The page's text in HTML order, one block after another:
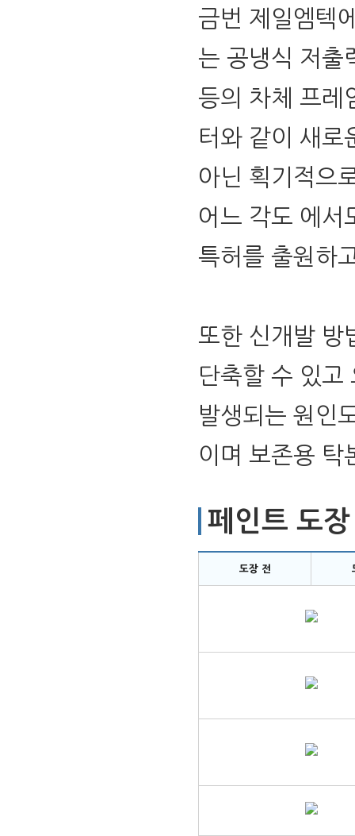
금번 제일엠텍
는 공냉식 저출
등의 차체 프레
터와 같이 새로
아닌 획기적으
어느 각도 에서
특허를 출원하
또한 신개발 방
단축할 수 있고
발생되는 원인
이며 보존용 탁
페인트 도
도장 전